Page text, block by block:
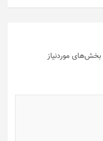
بخش‌های موردنیاز